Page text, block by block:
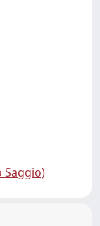
Saggio)